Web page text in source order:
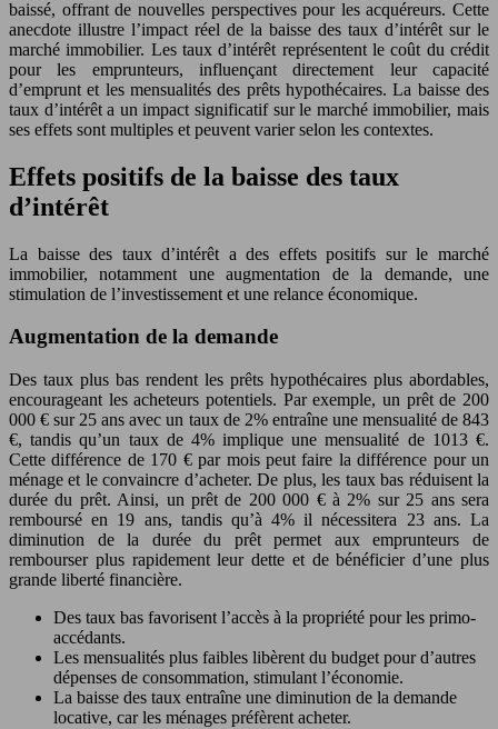
baissé, offrant de nouvelles perspectives pour les acquéreurs. Cette
anecdote illustre l’impact réel de la baisse des taux d’intérêt sur le
marché immobilier. Les taux d’intérêt représentent le coût du crédit
pour les emprunteurs, influençant directement leur capacité
d’emprunt et les mensualités des prêts hypothécaires. La baisse des
taux d’intérêt a un impact significatif sur le marché immobilier, mais
ses effets sont multiples et peuvent varier selon les contextes.
Effets positifs de la baisse des taux
d’intérêt
La baisse des taux d’intérêt a des effets positifs sur le marché
immobilier, notamment une augmentation de la demande, une
stimulation de l’investissement et une relance économique.
Augmentation de la demande
Des taux plus bas rendent les prêts hypothécaires plus abordables,
encourageant les acheteurs potentiels. Par exemple, un prêt de 200
000 € sur 25 ans avec un taux de 2% entraîne une mensualité de 843
€, tandis qu’un taux de 4% implique une mensualité de 1013 €.
Cette différence de 170 € par mois peut faire la différence pour un
ménage et le convaincre d’acheter. De plus, les taux bas réduisent la
durée du prêt. Ainsi, un prêt de 200 000 € à 2% sur 25 ans sera
remboursé en 19 ans, tandis qu’à 4% il nécessitera 23 ans. La
diminution de la durée du prêt permet aux emprunteurs de
rembourser plus rapidement leur dette et de bénéficier d’une plus
grande liberté financière.
Des taux bas favorisent l’accès à la propriété pour les primo-
accédants.
Les mensualités plus faibles libèrent du budget pour d’autres
dépenses de consommation, stimulant l’économie.
La baisse des taux entraîne une diminution de la demande
locative, car les ménages préfèrent acheter.